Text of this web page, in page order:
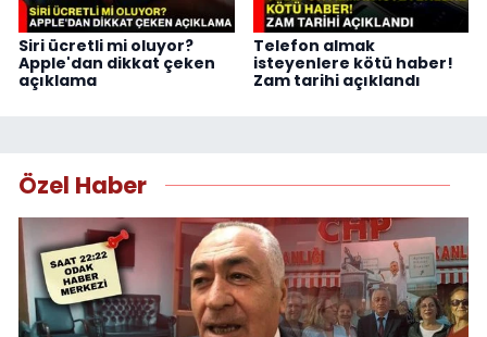
Siri ücretli mi oluyor?
Apple'dan dikkat çeken
açıklama
Telefon almak
isteyenlere kötü haber!
Zam tarihi açıklandı
Özel Haber